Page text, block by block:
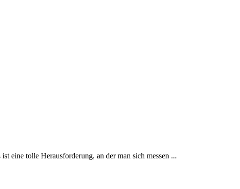
eine tolle Herausforderung, an der man sich messen ...